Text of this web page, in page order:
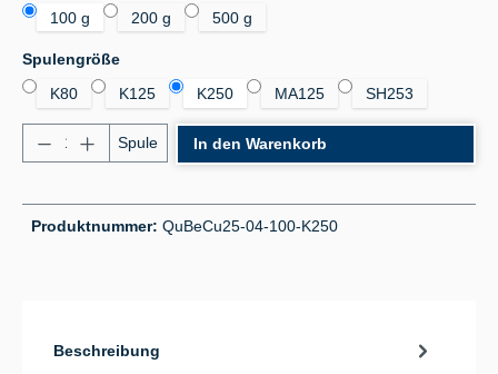
100 g
200 g 500 g
Spulengrößeauswählen
K80
K125 K250 MA125 SH253
Produkt Anzahl: Gib den gewünschten Wert ein
Spule In den Warenkorb
Produktnummer: QuBeCu25-04-100-K250
Beschreibung